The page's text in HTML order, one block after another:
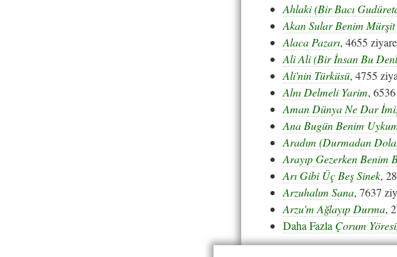
Ahlaki (Bir Bacı
Akan Sular Benim
Alaca Pazarı, 4655
Ali Ali (Bir İnsan Bu
Ali'nin Türküsü, 4755
Alnı Delmeli Yarim,
Aman Dünya Ne Dar
Ana Bugün Benim
Aradım (Durmadan
Arayıp Gezerken Benim
Arı Gibi Üç Beş Sinek,
Arzuhalım Sana, 7637
Arzu'm Ağlayıp Durma,
Daha Fazla Çorum